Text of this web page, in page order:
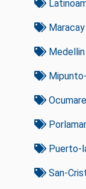
Maracay
Medellin
Porlamar
Puerto-
San-